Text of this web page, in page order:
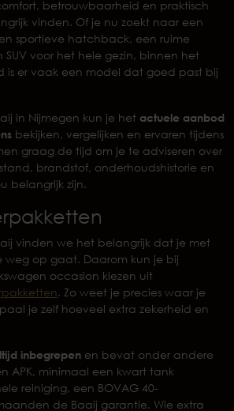
betrouwbaarheid en praktisch
vinden. Of je nu zoekt naar een
sportieve hatchback, een ruime
voor het hele gezin, binnen het
is er vaak een model dat goed past bij
in Nijmegen kun je het actuele aanbod
bekijken, vergelijken en ervaren tijdens
graag de tijd om je te adviseren over
brandstof, onderhoudshistorie en
belangrijk zijn.
vinden we het belangrijk dat je met
weg op gaat. Daarom kun je bij
occasion kiezen uit
. Zo weet je precies waar je
je zelf hoeveel extra zekerheid en
inbegrepen en bevat onder andere
APK, minimaal een kwart tank
reiniging, een BOVAG 40-
de Baaij garantie. Wie extra